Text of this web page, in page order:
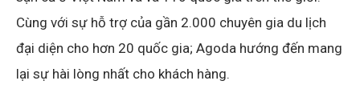
Cùng với sự hỗ trợ của gần 2.000 chuyên gia du lịch
đại diện cho hơn 20 quốc gia; Agoda hướng đến mang
lại sự hài lòng nhất cho khách hàng.